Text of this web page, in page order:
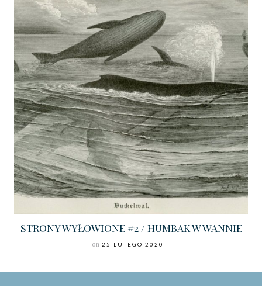
STRONY WYŁOWIONE #2 / HUMBAK W WANNIE
on 25 LUTEGO 2020